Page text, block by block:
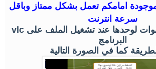
امامكم تعمل بشكل ممتاز وباقل
سرعة انترنت
vlc لوحدها عند تشغيل الملف على
البرنامج
كما في الصورة التالية